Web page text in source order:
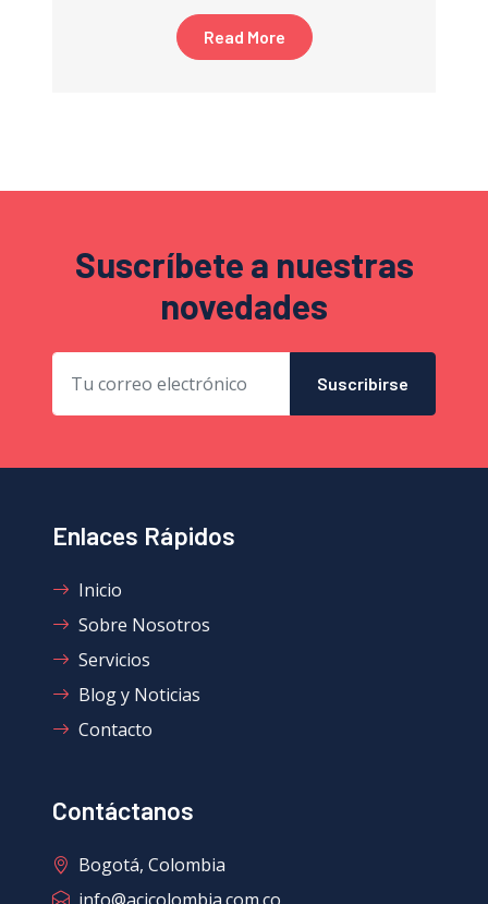
Read More
Suscríbete a nuestras
novedades
Suscribirse
Enlaces Rápidos
Inicio
Sobre Nosotros
Servicios
Blog y Noticias
Contacto
Contáctanos
Bogotá, Colombia